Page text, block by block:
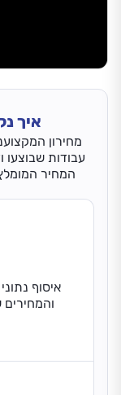
איך
מחירון
עבודות שבוצעו
איסוף